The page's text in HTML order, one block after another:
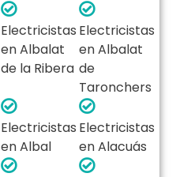
Electricistas
en Albalat
de la Ribera
Electricistas
en Albalat
de
Taronchers
Electricistas
en Albal
Electricistas
en Alacuás